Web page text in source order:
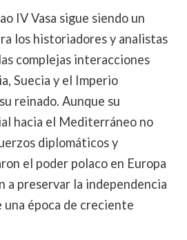
IV Vasa sigue siendo un
los historiadores y analistas
complejas interacciones
Suecia y el Imperio
reinado. Aunque su
hacia el Mediterráneo no
diplomáticos y
el poder polaco en Europa
a preservar la independencia
época de creciente